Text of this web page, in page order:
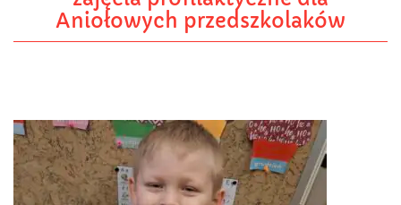
Aniołowych przedszkolaków